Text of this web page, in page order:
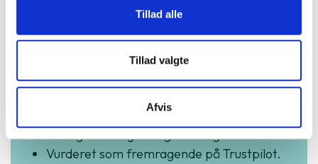
Tillad alle
Tillad valgte
Afvis
Køb trygt hos
GreenMind
3 års garanti og hurtig levering.
Vurderet som fremragende på Trustpilot.